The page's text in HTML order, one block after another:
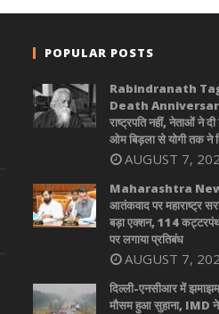
POPULAR POSTS
Rabindranath
Death
राष्ट्रपति नहीं, नेताओं ने
ओम बिड़ला से योगी तक ने
AUGUST 7,
Maharashtra
आतंकवाद पर महाराष्ट्र
बड़ा एक्शन, 114
पर लगाया प्रतिबंध
AUGUST 7,
दिल्ली-एनसीआर में
मौसम हुआ सुहाना, IMD ने